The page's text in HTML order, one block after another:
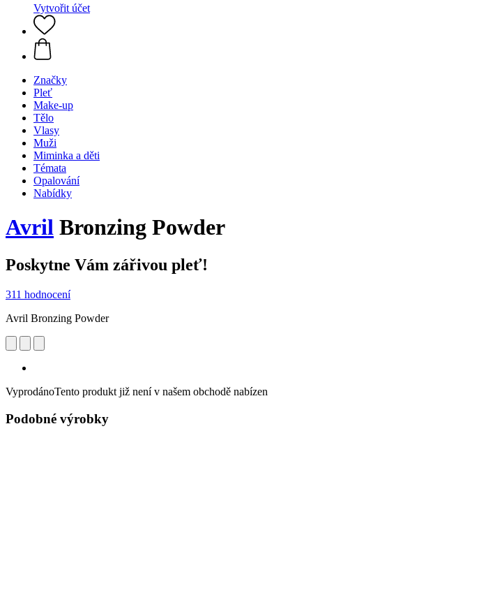
Vytvořit účet
Značky
Pleť
Make-up
Tělo
Vlasy
Muži
Miminka a děti
Témata
Opalování
Nabídky
Avril Bronzing Powder
Poskytne Vám zářivou pleť!
311 hodnocení
Avril Bronzing Powder
VyprodánoTento produkt již není v našem obchodě nabízen
Podobné výrobky